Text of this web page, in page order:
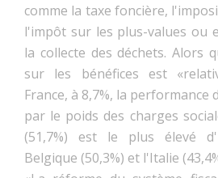
comme la taxe foncière,
l'impôt sur les plus-values ou
la collecte des déchets. Alors
sur les bénéfices est
France, à 8,7%, la performance
par le poids des charges
(51,7%) est le plus élevé
Belgique (50,3%) et l'Italie